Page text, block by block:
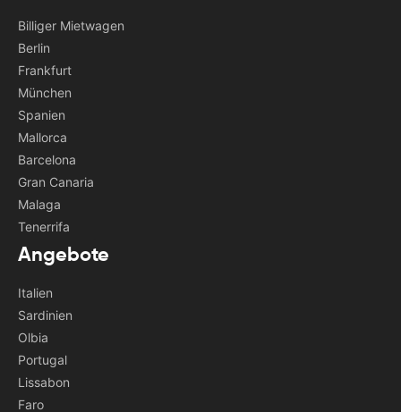
Billiger Mietwagen
Berlin
Frankfurt
München
Spanien
Mallorca
Barcelona
Gran Canaria
Malaga
Tenerrifa
Angebote
Italien
Sardinien
Olbia
Portugal
Lissabon
Faro